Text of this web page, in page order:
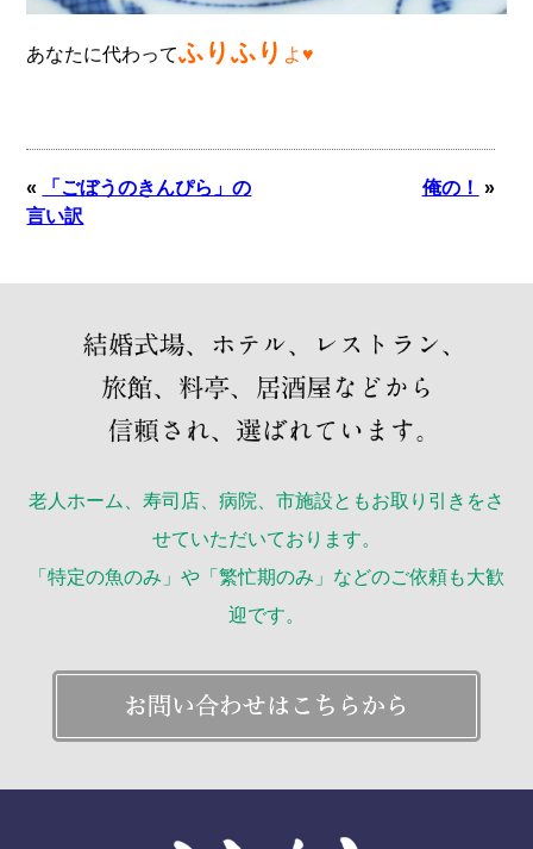
あなたに代わってふりふり よ♥
«
「ごぼうのきんぴら」の
言い訳
俺の！ »
老人ホーム、寿司店、病院、市施設ともお取り引きをさ
せていただいております。
「特定の魚のみ」や「繁忙期のみ」などのご依頼も大歓
迎です。